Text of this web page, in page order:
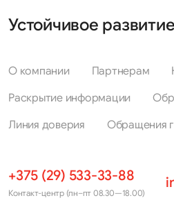
Устойчивое
О компании Партнерам
Раскрытие информации
Линия доверия
Обращения
+375 (29) 533-33-88
Контакт-центр (пн–пт 08.30—18.00)